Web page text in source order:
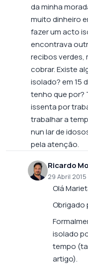
da minha
muito dinheiro
fazer um acto
encontrava
recibos verdes,
cobrar. Existe
isolado? em 15
tenho que por?
issenta por
trabalhar a
nun lar de
pela atenção.
Ricardo
29 Abril 2015
Olá
Obrigado
isolado
tempo
artigo).